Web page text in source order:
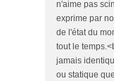
n'aime pas
exprime par
de l'état du
tout le
jamais
ou statique